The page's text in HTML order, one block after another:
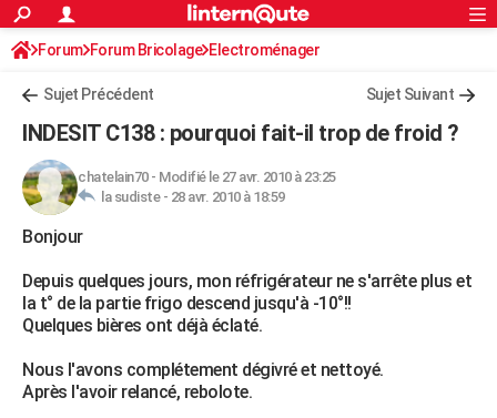
ACTUALITÉS
Politique
Société
Faits Divers
Education
Monde
Villes
+
FINANCE
Retraite
Impôts
Epargne
Immobilier
Risques naturels par ville
Banque
Assurance
Crédit
AUTO
Essais
Réserver un essai
Citadines
Berlines
SUV
Forum auto
+HIGH-TECH
Mobiles
Meilleur smartphone
Internet
Ordinateurs
Jeux vidéo
Guide high-tech
+BRICOLAGE
Forum
Aménagement intérieur
Extérieur
Cuisine
Salle de bains
Jardinage
Rangement
Guides de France
Escapades
Patrimoine
Expositions
Musées
Week-end nature
LIFESTYLE
S'inscrire
Connexion
Forum Forum Bricolage Electroménager
Sujet Précédent Sujet Suivant
INDESIT C138 : pourquoi fait-il trop de froid ?
chatelain70- Modifié le 27 avr. 2010 à 23:25
la sudiste - 28 avr. 2010 à 18:59
Bonjour
Depuis quelques jours, mon réfrigérateur ne s'arrête plus et
la t° de la partie frigo descend jusqu'à -10°!!
Quelques bières ont déjà éclaté.
Nous l'avons complétement dégivré et nettoyé.
Après l'avoir relancé, rebolote.